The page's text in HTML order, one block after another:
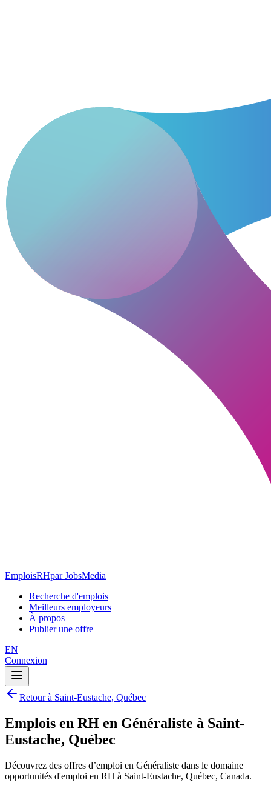
EmploisRHpar JobsMedia
Recherche d'emplois
Meilleurs employeurs
À propos
Publier une offre
EN
Connexion
Retour à Saint-Eustache, Québec
Emplois en RH en Généraliste à Saint-
Eustache, Québec
Découvrez des offres d’emploi en Généraliste dans le domaine
opportunités d'emploi en RH à Saint-Eustache, Québec, Canada.